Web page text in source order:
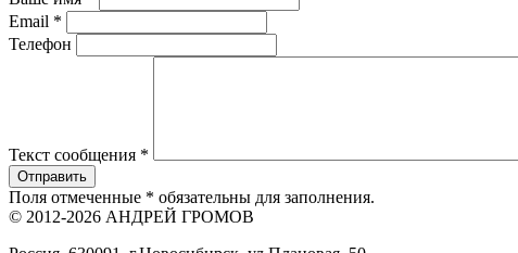
Email *
Телефон
Текст сообщения *
Поля отмеченные * обязательны для заполнения.
© 2012-2026 АНДРЕЙ ГРОМОВ